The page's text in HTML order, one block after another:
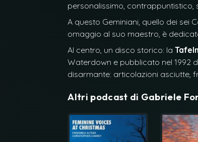
personalissimo, contrappuntistico,
A questo Geminiani, quello dei sei
omaggio al suo maestro, è
Al centro, un disco storico: la
Waterdown e pubblicato nel 1992
disarmante: articolazioni asciutte,
Altri podcast di Gabriele